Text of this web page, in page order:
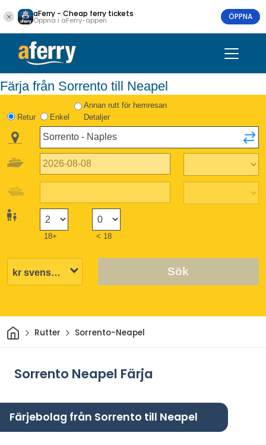
aFerry - Cheap ferry tickets
Öppna i aFerry-appen ÖPPNA
Färja från Sorrento till Neapel
Retur Enkel
Annan rutt för hemresan
Detaljer
18+ < 18
Sök
HemRutter Sorrento-Neapel
Sorrento Neapel Färja
Färjebolag från Sorrento till Neapel